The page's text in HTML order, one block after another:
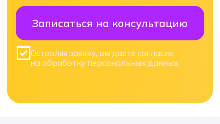
Политика конфиденциальности
Химия ЕГЭ
Биология ЕГЭ
Информаитика ЕГЭ
АНО ДПО Академия ТОП